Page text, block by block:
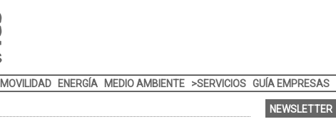
MOVILIDAD ENERGÍA MEDIO AMBIENTE >SERVICIOS GUÍA EMPRESAS
NEWSLETTER